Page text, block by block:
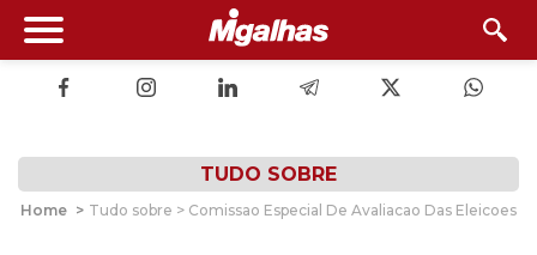
TUDO SOBRE
Home > Tudo sobre > Comissao Especial De Avaliacao Das Eleicoes